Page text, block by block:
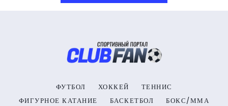
ФУТБОЛ ХОККЕЙ
ТЕННИС
ФИГУРНОЕ КАТАНИЕ
БАСКЕТБОЛ
БОКС/ММА